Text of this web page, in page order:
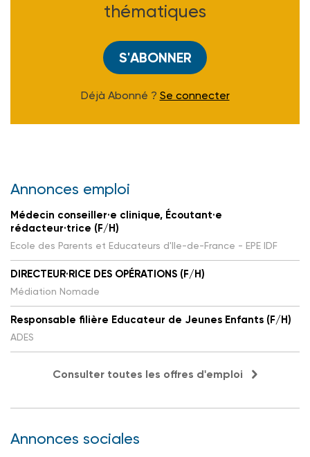
thématiques
S'ABONNER
Déjà Abonné ? Se connecter
Annonces emploi
Médecin conseiller·e clinique, Écoutant·e
rédacteur·trice (F/H)
Ecole des Parents et Educateurs d'Ile-de-France - EPE IDF
DIRECTEUR·RICE DES OPÉRATIONS (F/H)
Médiation Nomade
Responsable filière Educateur de Jeunes Enfants (F/H)
ADES
Consulter toutes les offres d'emploi
Annonces sociales